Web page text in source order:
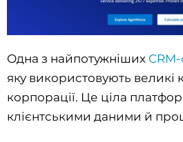
Одна з найпотужніших
яку використовують великі
корпорації. Це ціла
клієнтськими даними й